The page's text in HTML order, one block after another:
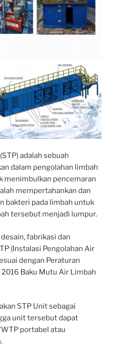
adalah sebuah
dalam pengolahan limbah
menimbulkan pencemaran
mempertahankan dan
bakteri pada limbah untuk
tersebut menjadi lumpur.
fabrikasi dan
(Instalasi Pengolahan Air
dengan Peraturan
2016 Baku Mutu Air Limbah
STP Unit sebagai
unit tersebut dapat
portabel atau